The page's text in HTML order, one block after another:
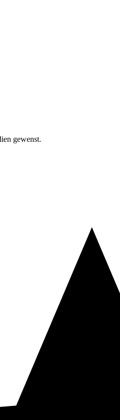
gewenst.